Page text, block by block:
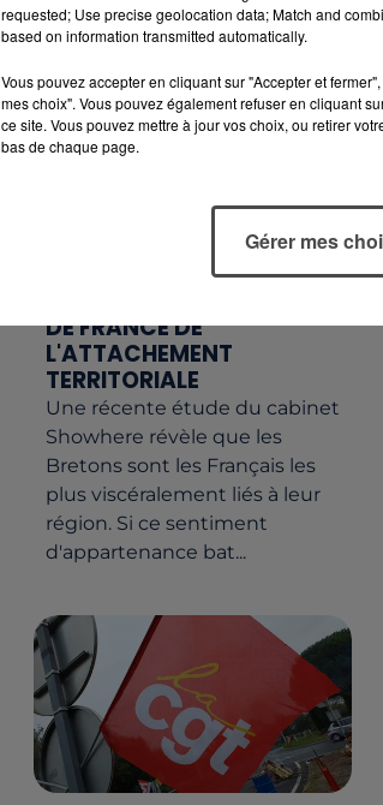
DE FRANCE DE
L'ATTACHEMENT
TERRITORIALE
Une récente étude du cabinet
Showhere révèle que les
Bretons sont les Français les
plus viscéralement liés à leur
région. Si ce sentiment
d'appartenance bat...
requested; Use precise geolocation data; Match and
based on information transmitted automatically.
Vous pouvez accepter en cliquant sur "Accepter et
mes choix". Vous pouvez également refuser en cliquant
ce site. Vous pouvez mettre à jour vos choix, ou retirer
bas de chaque page.
Gérer mes